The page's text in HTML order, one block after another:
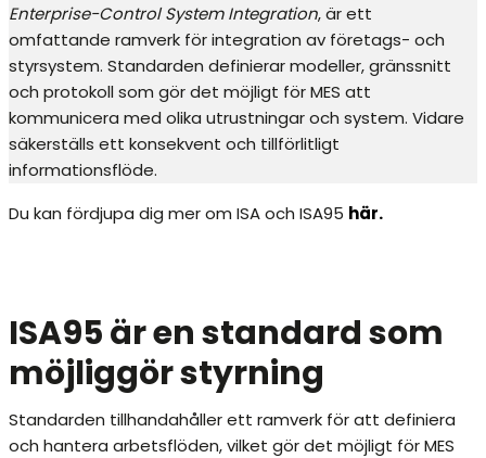
Enterprise-Control System Integration, är ett
omfattande ramverk för integration av företags- och
styrsystem. Standarden definierar modeller, gränssnitt
och protokoll som gör det möjligt för MES att
kommunicera med olika utrustningar och system. Vidare
säkerställs ett konsekvent och tillförlitligt
informationsflöde.
Du kan fördjupa dig mer om ISA och ISA95 här.
ISA95 är en standard som
möjliggör styrning
Standarden tillhandahåller ett ramverk för att definiera
och hantera arbetsflöden, vilket gör det möjligt för MES